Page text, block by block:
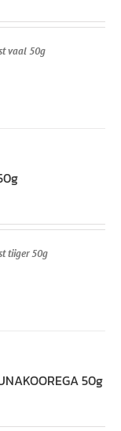
vaal 50g
tiiger 50g
50g